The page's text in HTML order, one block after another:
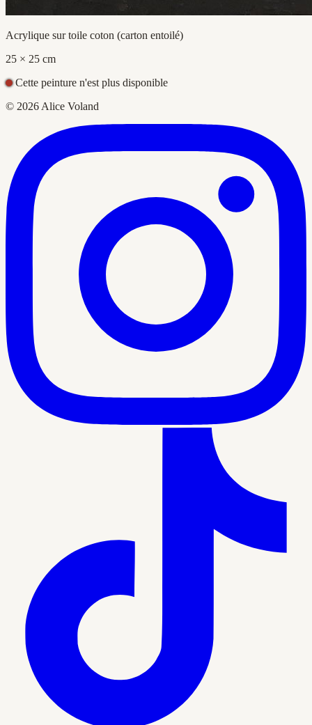
Acrylique sur toile coton (carton entoilé)
25 × 25 cm
Cette peinture n'est plus disponible
© 2026 Alice Voland